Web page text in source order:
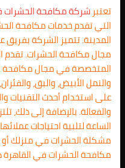
تعتبرشركة مكافحة
التي تقدم خدمات مكافحة
المدينة. تتميز الشركة
مجال مكافحة الحشرات. تقدم
المتخصصة في مجال مكافحة
والنمل الأبيض، والبق،
على استخدام أحدث التقنيات
والفعالة. بالإضافة إلى ذلك،
الساعة لتلبية احتياجات
مشكلة الحشرات في منزلك
مكافحة الحشرات في القاهرة